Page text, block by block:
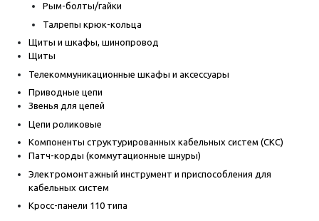
Рым-болты/гайки
Талрепы крюк-кольца
Щиты и шкафы, шинопровод
Щиты
Телекоммуникационные шкафы и аксессуары
Приводные цепи
Звенья для цепей
Цепи роликовые
Компоненты структурированных кабельных систем (СКС)
Патч-корды (коммутационные шнуры)
Электромонтажный инструмент и приспособления для
кабельных систем
Кросс-панели 110 типа